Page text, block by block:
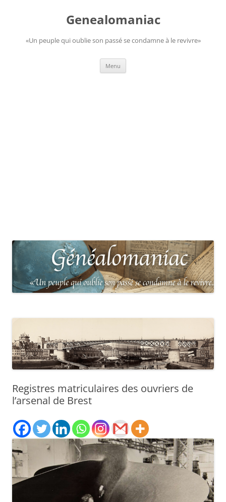
Genealomaniac
«Un peuple qui oublie son passé se condamne à le revivre»
Menu
Registres matriculaires des ouvriers de
l’arsenal de Brest